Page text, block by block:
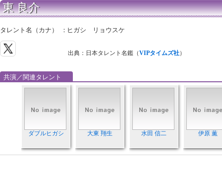
東 良介
タレント名（カナ） ： ヒガシ リョウスケ
出典：日本タレント名鑑（VIPタイムズ社）
共演／関連タレント
ダブルヒガシ 大東 翔生 水田 信二 伊原 薫